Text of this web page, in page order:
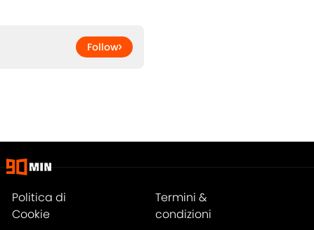
Follow
Politica di
Cookie
Termini &
condizioni